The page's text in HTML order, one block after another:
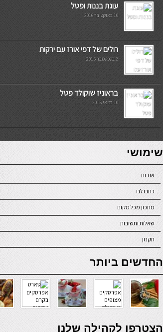
עוגת בננות ופטל
10 באוקטובר 2016
רולים של דפי אורז עם ירקות
2 בספטמבר 2015
בראוניז שוקולד פטל
10 במאי 2015
7slots
seriöse online casinos österreich
שימושי
אודות
כתבו לנו
מתכון מכל מקום
שאלות ותשובות
תקנון
online casino
החדשים ביותר
verde casino
הצטרפו לקהילה שלנו